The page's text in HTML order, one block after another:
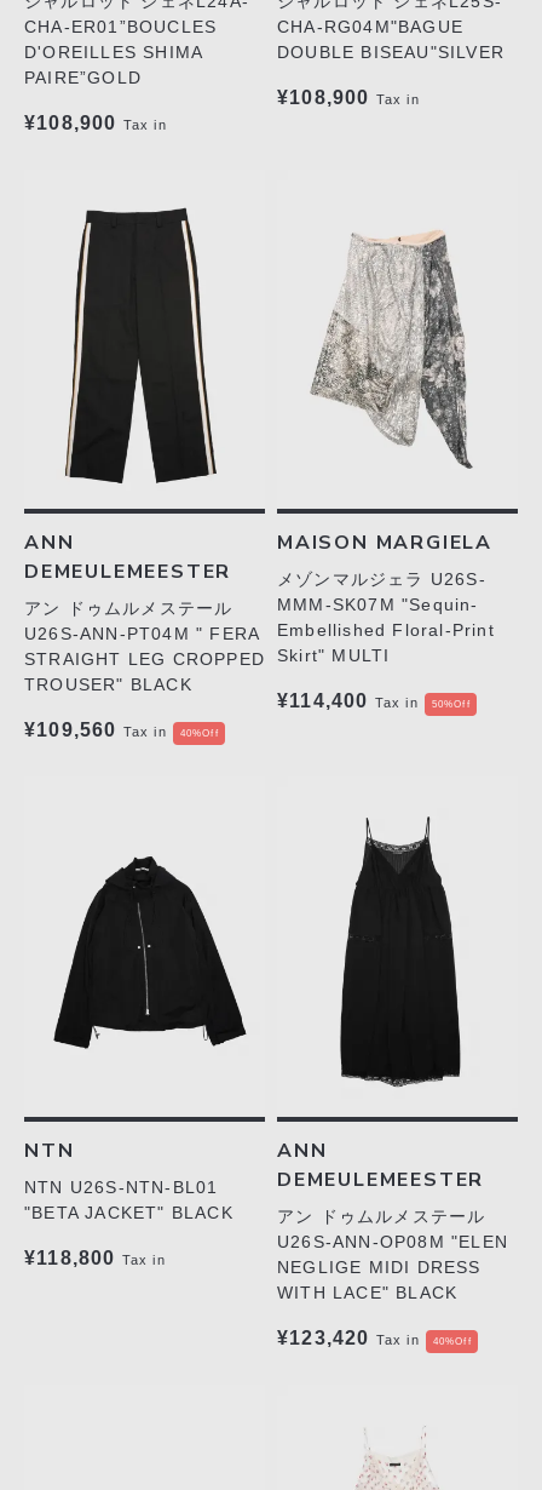
CHA-ER01”BOUCLES
D'OREILLES SHIMA
PAIRE”GOLD
¥108,900 Tax in
CHA-RG04M"BAGUE
DOUBLE BISEAU"SILVER
¥108,900 Tax in
ANN
DEMEULEMEESTER
アン ドゥムルメステール
U26S-ANN-PT04M " FERA
STRAIGHT LEG CROPPED
TROUSER" BLACK
¥109,560 Tax in 40%Off
MAISON MARGIELA
メゾンマルジェラ U26S-
MMM-SK07M "Sequin-
Embellished Floral-Print
Skirt" MULTI
¥114,400 Tax in 50%Off
NTN
NTN U26S-NTN-BL01
"BETA JACKET" BLACK
¥118,800 Tax in
ANN
DEMEULEMEESTER
アン ドゥムルメステール
U26S-ANN-OP08M "ELEN
NEGLIGE MIDI DRESS
WITH LACE" BLACK
¥123,420 Tax in 40%Off